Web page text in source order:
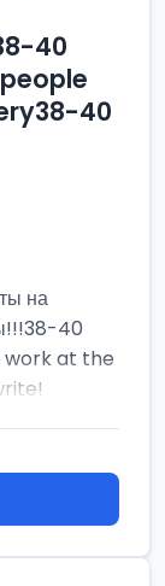
40
40
на
40
work at the